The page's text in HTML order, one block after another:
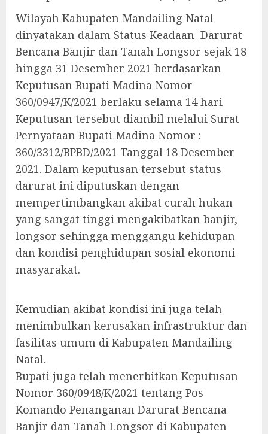
Wilayah Kabupaten Mandailing Natal
dinyatakan dalam Status Keadaan Darurat
Bencana Banjir dan Tanah Longsor sejak 18
hingga 31 Desember 2021 berdasarkan
Keputusan Bupati Madina Nomor
360/0947/K/2021 berlaku selama 14 hari
Keputusan tersebut diambil melalui Surat
Pernyataan Bupati Madina Nomor :
360/3312/BPBD/2021 Tanggal 18 Desember
2021. Dalam keputusan tersebut status
darurat ini diputuskan dengan
mempertimbangkan akibat curah hukan
yang sangat tinggi mengakibatkan banjir,
longsor sehingga menggangu kehidupan
dan kondisi penghidupan sosial ekonomi
masyarakat.
Kemudian akibat kondisi ini juga telah
menimbulkan kerusakan infrastruktur dan
fasilitas umum di Kabupaten Mandailing
Natal.
Bupati juga telah menerbitkan Keputusan
Nomor 360/0948/K/2021 tentang Pos
Komando Penanganan Darurat Bencana
Banjir dan Tanah Longsor di Kabupaten